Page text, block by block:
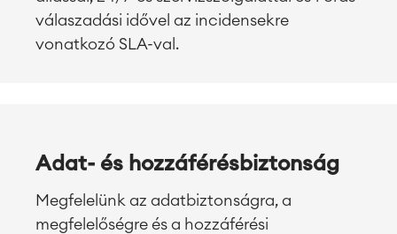
válaszadási idővel az incidensekre
vonatkozó SLA-val.
Adat- és hozzáférésbiztonság
Megfelelünk az adatbiztonságra, a
megfelelőségre és a hozzáférési